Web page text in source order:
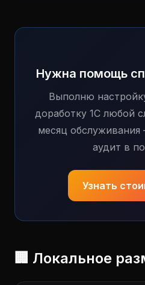
Нужна помощь
Выполню
доработку 1С любой
месяц
аудит в
Узнать
🏢 Локальное